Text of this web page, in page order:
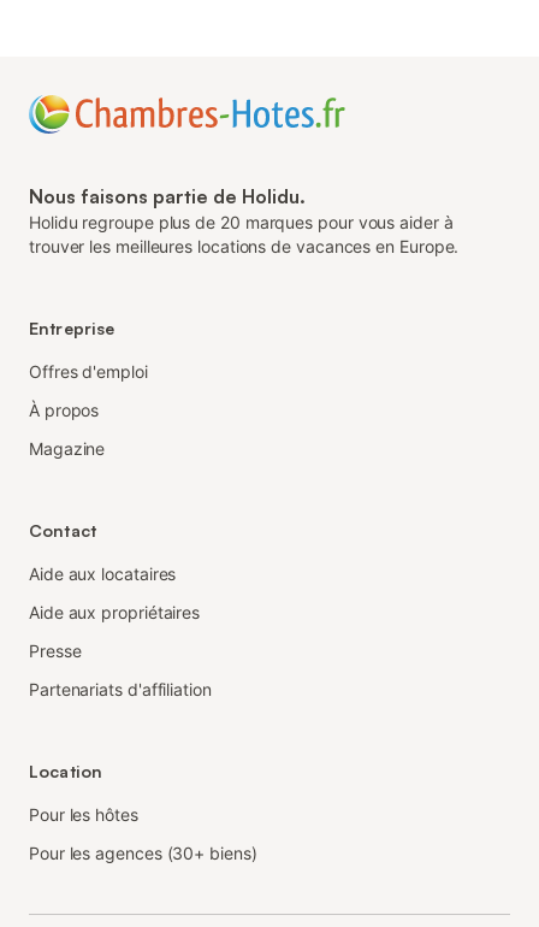
Nous faisons partie de Holidu.
Holidu regroupe plus de 20 marques pour vous aider à
trouver les meilleures locations de vacances en Europe.
Entreprise
Offres d'emploi
À propos
Magazine
Contact
Aide aux locataires
Aide aux propriétaires
Presse
Partenariats d'affiliation
Location
Pour les hôtes
Pour les agences (30+ biens)